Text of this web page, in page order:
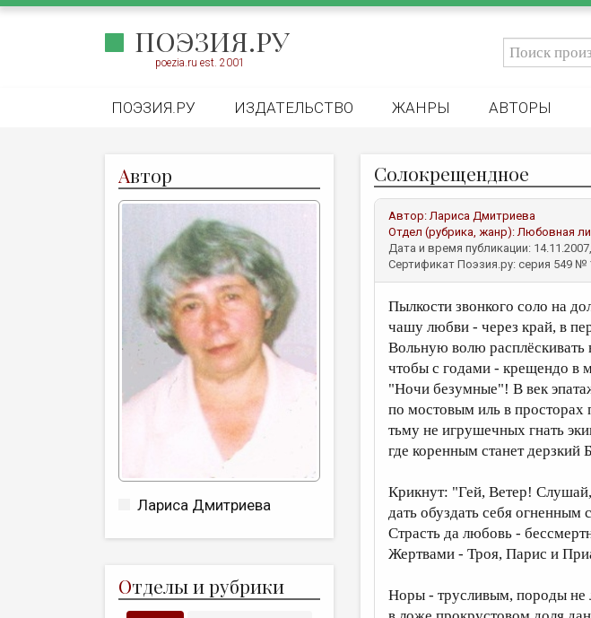
ПОЭЗИЯ.РУ
poezia.ru est. 2001
ПОЭЗИЯ.РУ ИЗДАТЕЛЬСТВО ЖАНРЫ АВТОРЫ
Автор
Лариса Дмитриева
Отделы и рубрики
Солокрещендное
Автор:Лариса Дмитриева
Отдел (рубрика, жанр):Любовная
Дата и время публикации:
Сертификат Поэзия.ру: серия 549 №
Пылкости звонкого соло на
чашу любви - через край, в
Вольную волю расплёскивать
чтобы с годами - крещендо в
"Ночи безумные"! В век
по мостовым иль в просторах
тьму не игрушечных гнать
где коренным станет дерзкий
Крикнут: "Гей, Ветер!
дать обуздать себя огненным
Страсть да любовь -
Жертвами - Троя, Парис и
Норы - трусливым, породы не